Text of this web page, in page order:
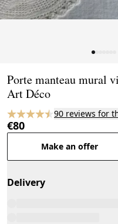
Porte manteau mural
Art Déco
90 reviews for
€80
Make an offer
Delivery